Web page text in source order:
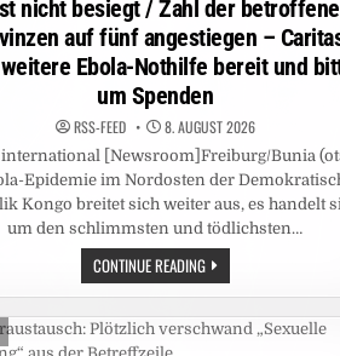
nicht besiegt / Zahl der
auf fünf angestiegen –
Ebola-Nothilfe bereit und
um Spenden
RSS-FEED 8. AUGUST 2026
international [Newsroom]Freiburg/Bunia
Epidemie im Nordosten der
Kongo breitet sich weiter aus, es handelt
um den schlimmsten und tödlichsten…
CONTINUE READINGCARITAS:
EBOLA-
EPIDEMIE
DER
DR